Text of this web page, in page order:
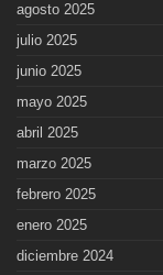
agosto 2025
julio 2025
junio 2025
mayo 2025
abril 2025
marzo 2025
febrero 2025
enero 2025
diciembre 2024